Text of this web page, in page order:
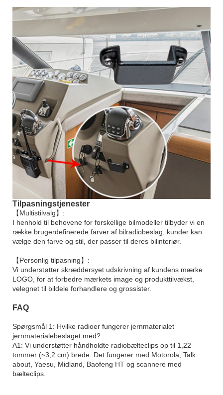
Tilpasningstjenester
【Multistilvalg】:
I henhold til behovene for forskellige bilmodeller tilbyder vi en
række brugerdefinerede farver af bilradiobeslag, kunder kan
vælge den farve og stil, der passer til deres bilinteriør.
【Personlig tilpasning】:
Vi understøtter skræddersyet udskrivning af kundens mærke
LOGO, for at forbedre mærkets image og produkttilvækst,
velegnet til bildele forhandlere og grossister.
FAQ
Spørgsmål 1: Hvilke radioer fungerer jernmaterialet
jernmaterialebeslaget med?
A1: Vi understøtter håndholdte radiobælteclips op til 1,22
tommer (~3,2 cm) brede. Det fungerer med Motorola, Talk
about, Yaesu, Midland, Baofeng HT og scannere med
bælteclips.